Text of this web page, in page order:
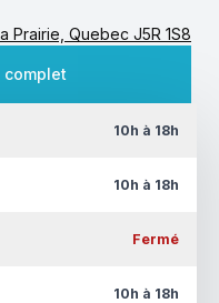
Prairie, Quebec J5R 1S8
10h à 18h
10h à 18h
Fermé
10h à 18h